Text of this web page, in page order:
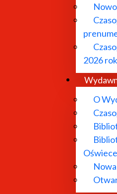
2026
O
Trzecia Strona 2016, 471 s.
Wiedza Powszechna
. "Napis" 2019 nr XXV, s.
intymności w
i autorka "Nocy i dni".
w komentowaniu tekstów